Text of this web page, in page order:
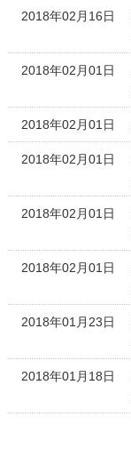
2018年02月16日
2018年02月01日
2018年02月01日
2018年02月01日
2018年02月01日
2018年02月01日
2018年01月23日
2018年01月18日